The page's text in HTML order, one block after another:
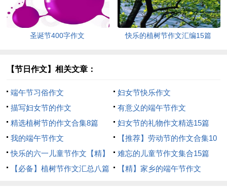
圣诞节400字作文 快乐的植树节作文汇编15篇
【节日作文】相关文章：
端午节习俗作文
妇女节快乐作文
描写妇女节的作文
有意义的端午节作文
精选植树节的作文合集8篇
妇女节的礼物作文精选15篇
我的端午节作文
【推荐】劳动节的作文合集10
篇
快乐的六一儿童节作文【精】
难忘的儿童节作文集合15篇
【必备】植树节作文汇总八篇
【精】家乡的端午节作文